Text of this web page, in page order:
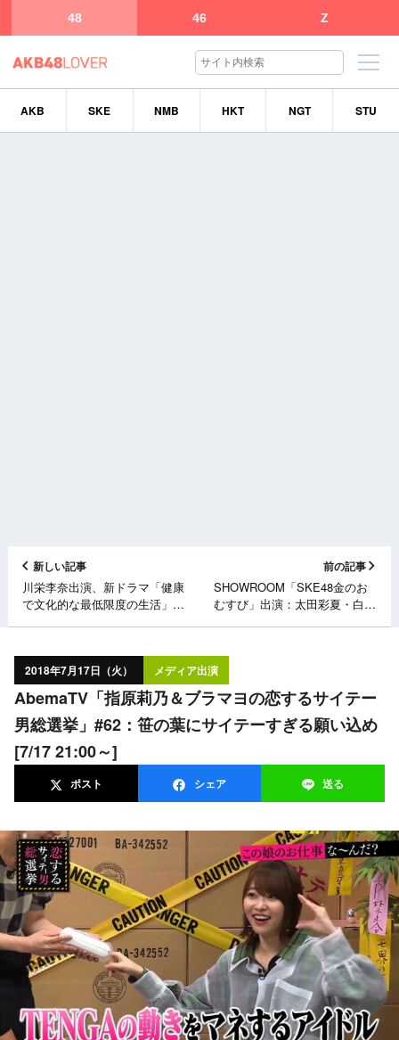
48 46 Z
AKB SKE NMB HKT NGT STU
新しい記事
川栄李奈出演、新ドラマ「健康
で文化的な最低限度の生活」第
前の記事
SHOWROOM「SKE48金のお
むすび」出演：太田彩夏・白井
2018年7月17日（火） メディア出演
AbemaTV「指原莉乃＆ブラマヨの恋するサイテー
男総選挙」#62：笹の葉にサイテーすぎる願い込め
[7/17 21:00～]
ポスト シェア 送る